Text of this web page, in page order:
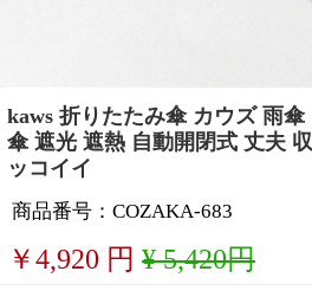
kaws 折りたたみ傘 カウズ 雨傘
傘 遮光 遮熱 自動開閉式 丈夫
ッコイイ
商品番号：COZAKA-683
￥4,920 円 ¥ 5,420円